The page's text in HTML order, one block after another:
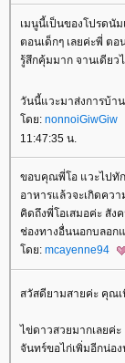
เมนูนี้เป็นของโปรดนั
ตอนเด็กๆ เลยค่ะพี่ ต
รู้สึกคุ้มมาก จานเดียว
วันนี้แวะมาส่งการบ้า
ดย: nonnoiGiwGiw
11:47:35 น.
ขอบคุณพี่โอ แวะไปทัก
อาหารแล้วจะเกิดคว
คิดถึงพี่โอเสมอค่ะ สัง
ช่องทางอื่นนอกบลอก
ดย: mcayenne94
สวัสดียามสายค่ะ คุณ
ไข่ดาวสวยมากเลยค่ะ
จันทร์ขอไก่เพิ่มอีกน่อง